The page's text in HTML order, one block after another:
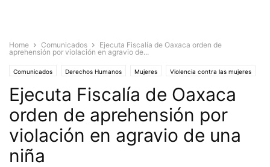
Home Comunicados
Ejecuta Fiscalía de Oaxaca orden de
aprehensión por violación en agravio de...
Comunicados Derechos Humanos Mujeres Violencia contra las mujeres
Violencia y Seguridad
Ejecuta Fiscalía de Oaxaca
orden de aprehensión por
violación en agravio de una
niña